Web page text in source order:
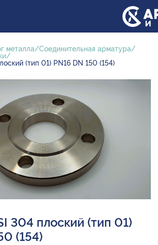
металла
Соединительная арматура
(тип 01) PN16 DN 150 (154)
304 плоский (тип 01)
(154)